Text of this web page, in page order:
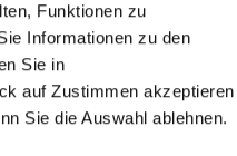
Funktionen zu
Informationen zu den
Sie in
auf Zustimmen akzeptieren
Sie die Auswahl ablehnen.